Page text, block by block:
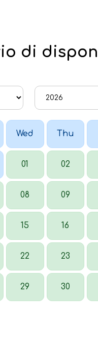
di
Wed Thu
01 02
08 09
15 16
22 23
29 30